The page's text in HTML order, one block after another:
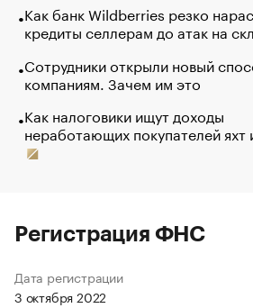
Как банк Wildberries резко
кредиты селлерам до атак на
Сотрудники открыли новый
компаниям. Зачем им это
Как налоговики ищут доходы
неработающих покупателей яхт
Регистрация ФНС
Дата регистрации
3 октября 2022